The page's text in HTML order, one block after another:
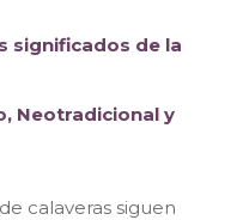
significados de la
Neotradicional y
calaveras siguen